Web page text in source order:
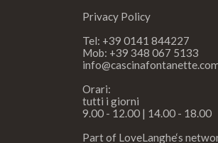
Privacy Policy
Tel: +39 0141 844227
Mob: +39 348 067 5133
Orari:
tutti i giorni
9.00 - 12.00 | 14.00 - 18.00
Part of LoveLanghe‘s